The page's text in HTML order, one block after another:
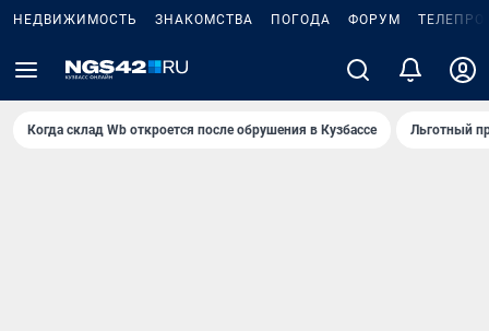
НЕДВИЖИМОСТЬ ЗНАКОМСТВА ПОГОДА ФОРУМ
Когда склад Wb откроется после обрушения в Кузбассе Льготный